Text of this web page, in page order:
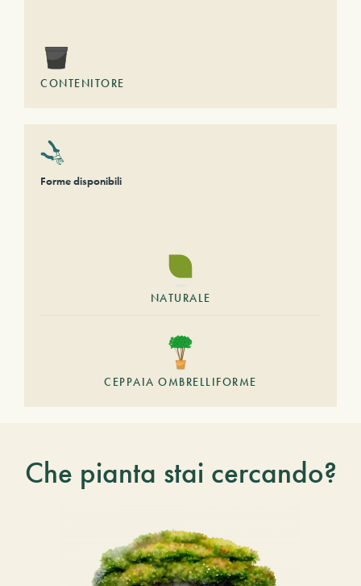
CONTENITORE
Forme disponibili
NATURALE
CEPPAIA OMBRELLIFORME
Che pianta stai cercando?